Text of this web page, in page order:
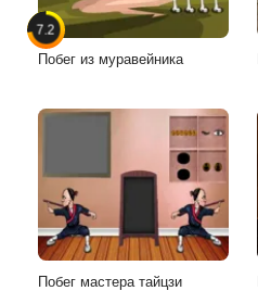
7.2
Побег из муравейника
Побег мастера тайцзи